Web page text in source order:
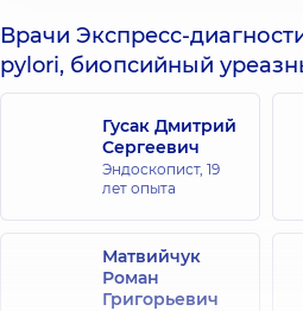
Врачи Экспресс-
pylori, биопсийный
Гусак Дмитрий
Сергеевич
Эндоскопист, 19
лет опыта
Матвийчук
Роман
Григорьевич